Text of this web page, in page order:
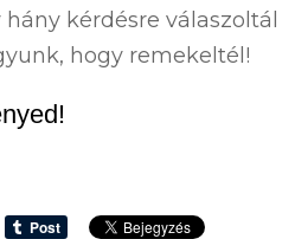
kérdésre válaszoltál
hogy remekeltél!